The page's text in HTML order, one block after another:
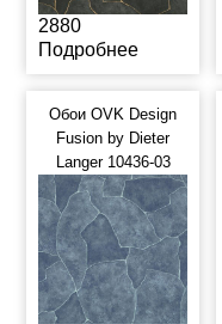
2880
Подробнее
Обои OVK Design
Fusion by Dieter
Langer 10436-03